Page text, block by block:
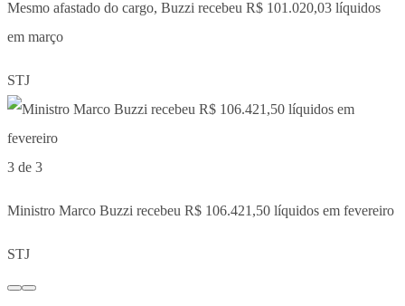
Mesmo afastado do cargo, Buzzi recebeu R$ 101.020,03 líquidos
em março
STJ
3 de 3
Ministro Marco Buzzi recebeu R$ 106.421,50 líquidos em fevereiro
STJ